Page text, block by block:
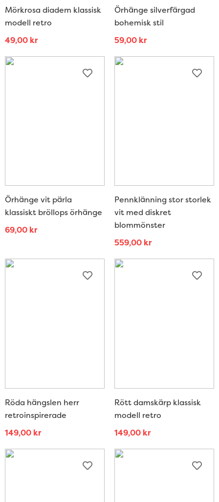
Mörkrosa diadem klassisk
modell retro
49,00 kr
Örhänge silverfärgad
bohemisk stil
59,00 kr
Örhänge vit pärla
klassiskt bröllops örhänge
69,00 kr
Pennklänning stor storlek
vit med diskret
blommönster
559,00 kr
Röda hängslen herr
retroinspirerade
149,00 kr
Rött damskärp klassisk
modell retro
149,00 kr